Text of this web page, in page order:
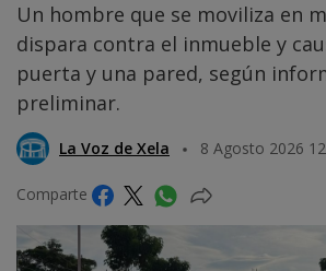
Un hombre que se moviliza en
dispara contra el inmueble y
puerta y una pared, según
preliminar.
La Voz de Xela 8 Agosto 2026
Comparte